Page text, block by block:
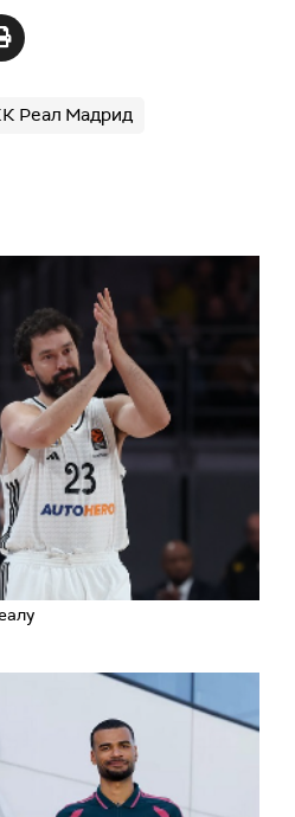
Реал Мадрид